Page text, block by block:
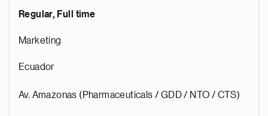
Regular, Full time
Marketing
Ecuador
Av. Amazonas (Pharmaceuticals / GDD / NTO / CTS)